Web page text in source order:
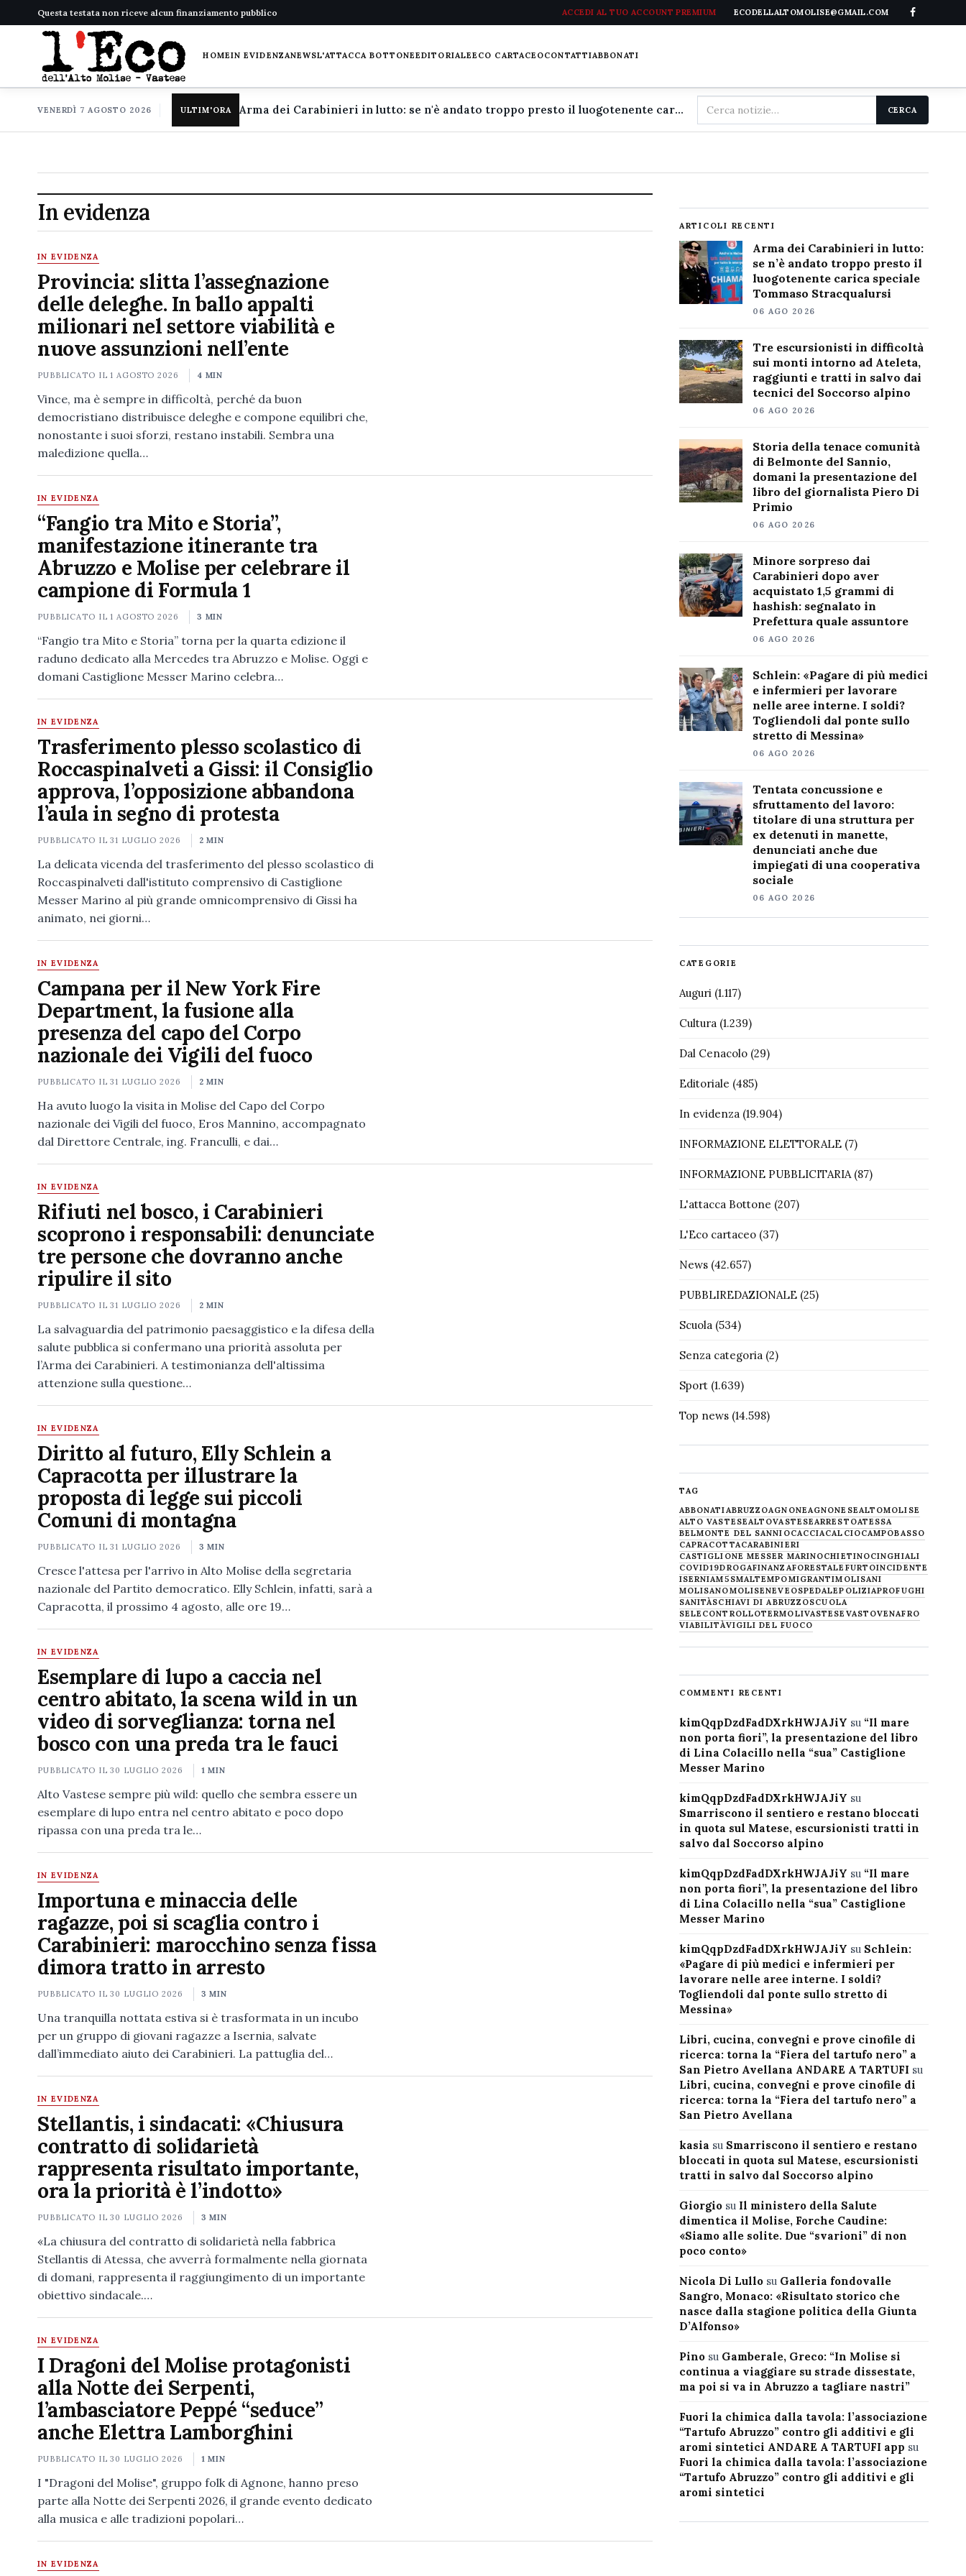
Questa testata non riceve alcun finanziamento pubblico ACCEDI AL TUO ACCOUNT PREMIUM ECODELLALTOMOLISE@GMAIL.COM
HOMEIN EVIDENZANEWSL'ATTACCA BOTTONEEDITORIALEECO CARTACEOCONTATTIABBONATI
VENERDÌ 7 AGOSTO 2026 ULTIM'ORA Arma dei Carabinieri in lutto: se n'è andato troppo presto il luogotenente carica speciale Tommaso Stracqualursi
Cerca
nel
CERCA
In evidenza
IN EVIDENZA
Provincia: slitta l’assegnazione
delle deleghe. In ballo appalti
milionari nel settore viabilità e
nuove assunzioni nell’ente
PUBBLICATO IL1 AGOSTO 2026 4 MIN
Vince, ma è sempre in difficoltà, perché da buon
democristiano distribuisce deleghe e compone equilibri che,
nonostante i suoi sforzi, restano instabili. Sembra una
maledizione quella…
IN EVIDENZA
“Fangio tra Mito e Storia”,
manifestazione itinerante tra
Abruzzo e Molise per celebrare il
campione di Formula 1
PUBBLICATO IL1 AGOSTO 2026 3 MIN
“Fangio tra Mito e Storia” torna per la quarta edizione il
raduno dedicato alla Mercedes tra Abruzzo e Molise. Oggi e
domani Castiglione Messer Marino celebra…
IN EVIDENZA
Trasferimento plesso scolastico di
Roccaspinalveti a Gissi: il Consiglio
approva, l’opposizione abbandona
l’aula in segno di protesta
PUBBLICATO IL31 LUGLIO 2026 2 MIN
La delicata vicenda del trasferimento del plesso scolastico di
Roccaspinalveti dall'istituto comprensivo di Castiglione
Messer Marino al più grande omnicomprensivo di Gissi ha
animato, nei giorni…
IN EVIDENZA
Campana per il New York Fire
Department, la fusione alla
presenza del capo del Corpo
nazionale dei Vigili del fuoco
PUBBLICATO IL31 LUGLIO 2026 2 MIN
Ha avuto luogo la visita in Molise del Capo del Corpo
nazionale dei Vigili del fuoco, Eros Mannino, accompagnato
dal Direttore Centrale, ing. Franculli, e dai…
IN EVIDENZA
Rifiuti nel bosco, i Carabinieri
scoprono i responsabili: denunciate
tre persone che dovranno anche
ripulire il sito
PUBBLICATO IL31 LUGLIO 2026 2 MIN
La salvaguardia del patrimonio paesaggistico e la difesa della
salute pubblica si confermano una priorità assoluta per
l’Arma dei Carabinieri. A testimonianza dell'altissima
attenzione sulla questione…
IN EVIDENZA
Diritto al futuro, Elly Schlein a
Capracotta per illustrare la
proposta di legge sui piccoli
Comuni di montagna
PUBBLICATO IL31 LUGLIO 2026 3 MIN
Cresce l'attesa per l'arrivo in Alto Molise della segretaria
nazionale del Partito democratico. Elly Schlein, infatti, sarà a
Capracotta, il prossimo 4 agosto, alle ore 19…
IN EVIDENZA
Esemplare di lupo a caccia nel
centro abitato, la scena wild in un
video di sorveglianza: torna nel
bosco con una preda tra le fauci
PUBBLICATO IL30 LUGLIO 2026 1 MIN
Alto Vastese sempre più wild: quello che sembra essere un
esemplare di lupo entra nel centro abitato e poco dopo
ripassa con una preda tra le…
IN EVIDENZA
Importuna e minaccia delle
ragazze, poi si scaglia contro i
Carabinieri: marocchino senza fissa
dimora tratto in arresto
PUBBLICATO IL30 LUGLIO 2026 3 MIN
Una tranquilla nottata estiva si è trasformata in un incubo
per un gruppo di giovani ragazze a Isernia, salvate
dall’immediato aiuto dei Carabinieri. La pattuglia del…
IN EVIDENZA
Stellantis, i sindacati: «Chiusura
contratto di solidarietà
rappresenta risultato importante,
ora la priorità è l’indotto»
PUBBLICATO IL30 LUGLIO 2026 3 MIN
«La chiusura del contratto di solidarietà nella fabbrica
Stellantis di Atessa, che avverrà formalmente nella giornata
di domani, rappresenta il raggiungimento di un importante
obiettivo sindacale.…
IN EVIDENZA
I Dragoni del Molise protagonisti
alla Notte dei Serpenti,
l’ambasciatore Peppé “seduce”
anche Elettra Lamborghini
PUBBLICATO IL30 LUGLIO 2026 1 MIN
I "Dragoni del Molise", gruppo folk di Agnone, hanno preso
parte alla Notte dei Serpenti 2026, il grande evento dedicato
alla musica e alle tradizioni popolari…
IN EVIDENZA
ARTICOLI RECENTI
Arma dei Carabinieri in lutto:
se n’è andato troppo presto il
luogotenente carica speciale
Tommaso Stracqualursi
06 AGO 2026
Tre escursionisti in difficoltà
sui monti intorno ad Ateleta,
raggiunti e tratti in salvo dai
tecnici del Soccorso alpino
06 AGO 2026
Storia della tenace comunità
di Belmonte del Sannio,
domani la presentazione del
libro del giornalista Piero Di
Primio
06 AGO 2026
Minore sorpreso dai
Carabinieri dopo aver
acquistato 1,5 grammi di
hashish: segnalato in
Prefettura quale assuntore
06 AGO 2026
Schlein: «Pagare di più medici
e infermieri per lavorare
nelle aree interne. I soldi?
Togliendoli dal ponte sullo
stretto di Messina»
06 AGO 2026
Tentata concussione e
sfruttamento del lavoro:
titolare di una struttura per
ex detenuti in manette,
denunciati anche due
impiegati di una cooperativa
sociale
06 AGO 2026
CATEGORIE
Auguri(1.117)
Cultura(1.239)
Dal Cenacolo(29)
Editoriale (485)
In evidenza(19.904)
INFORMAZIONE ELETTORALE(7)
INFORMAZIONE PUBBLICITARIA(87)
L'attacca Bottone (207)
L'Eco cartaceo(37)
News(42.657)
PUBBLIREDAZIONALE(25)
Scuola(534)
Senza categoria(2)
Sport(1.639)
Top news(14.598)
TAG
ABBONATIABRUZZOAGNONEAGNONESEALTOMOLISE
ALTO VASTESEALTOVASTESEARRESTOATESSA
BELMONTE DEL SANNIOCACCIACALCIOCAMPOBASSO
CAPRACOTTACARABINIERI
CASTIGLIONE MESSER MARINOCHIETINOCINGHIALI
COVID19DROGAFINANZAFORESTALE FURTOINCIDENTE
ISERNIAM5SMALTEMPOMIGRANTIMOLISANI
MOLISANOMOLISENEVE OSPEDALEPOLIZIAPROFUGHI
SANITÀSCHIAVI DI ABRUZZOSCUOLA
SELECONTROLLOTERMOLIVASTESE VASTOVENAFRO
VIABILITÀVIGILI DEL FUOCO
COMMENTI RECENTI
kimQqpDzdFadDXrkHWJAJiY su “Il mare
non porta fiori”, la presentazione del libro
di Lina Colacillo nella “sua” Castiglione
Messer Marino
kimQqpDzdFadDXrkHWJAJiY su
Smarriscono il sentiero e restano bloccati
in quota sul Matese, escursionisti tratti in
salvo dal Soccorso alpino
kimQqpDzdFadDXrkHWJAJiY su “Il mare
non porta fiori”, la presentazione del libro
di Lina Colacillo nella “sua” Castiglione
Messer Marino
kimQqpDzdFadDXrkHWJAJiY su Schlein:
«Pagare di più medici e infermieri per
lavorare nelle aree interne. I soldi?
Togliendoli dal ponte sullo stretto di
Messina»
Libri, cucina, convegni e prove cinofile di
ricerca: torna la “Fiera del tartufo nero” a
San Pietro Avellana ANDARE A TARTUFI su
Libri, cucina, convegni e prove cinofile di
ricerca: torna la “Fiera del tartufo nero” a
San Pietro Avellana
kasia su Smarriscono il sentiero e restano
bloccati in quota sul Matese, escursionisti
tratti in salvo dal Soccorso alpino
Giorgiosu Il ministero della Salute
dimentica il Molise, Forche Caudine:
«Siamo alle solite. Due “svarioni” di non
poco conto»
Nicola Di Lullosu Galleria fondovalle
Sangro, Monaco: «Risultato storico che
nasce dalla stagione politica della Giunta
D’Alfonso»
Pinosu Gamberale, Greco: “In Molise si
continua a viaggiare su strade dissestate,
ma poi si va in Abruzzo a tagliare nastri”
Fuori la chimica dalla tavola: l’associazione
“Tartufo Abruzzo” contro gli additivi e gli
aromi sintetici ANDARE A TARTUFI app su
Fuori la chimica dalla tavola: l’associazione
“Tartufo Abruzzo” contro gli additivi e gli
aromi sintetici